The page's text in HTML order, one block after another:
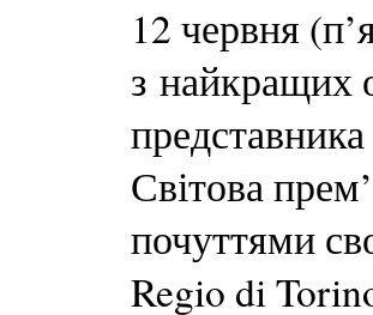
12 червня
з найкращих
Світова
почуттями
Regio di